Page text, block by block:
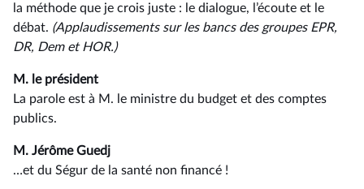
la méthode que je crois juste : le dialogue, l’écoute et le
débat. (Applaudissements sur les bancs des groupes EPR,
DR, Dem et HOR.)
M. le président
La parole est à M. le ministre du budget et des comptes
publics.
M. Jérôme Guedj
…et du Ségur de la santé non financé !